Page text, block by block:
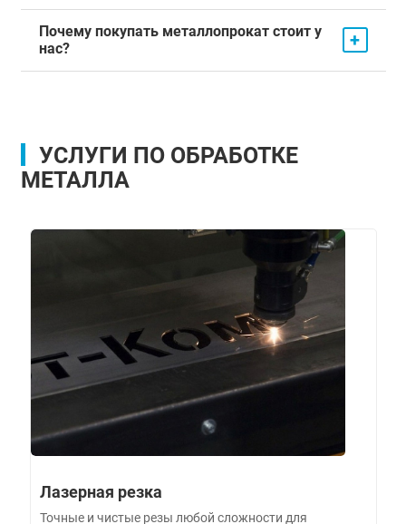
Почему покупать металлопрокат стоит у
нас?
+
УСЛУГИ ПО ОБРАБОТКЕ
МЕТАЛЛА
Лазерная резка
Точные и чистые резы любой сложности для